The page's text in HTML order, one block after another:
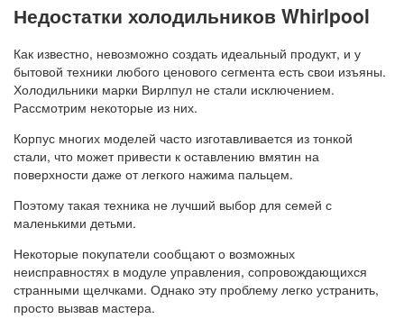
Недостатки холодильников Whirlpool
Как известно, невозможно создать идеальный продукт, и у
бытовой техники любого ценового сегмента есть свои изъяны.
Холодильники марки Вирлпул не стали исключением.
Рассмотрим некоторые из них.
Корпус многих моделей часто изготавливается из тонкой
стали, что может привести к оставлению вмятин на
поверхности даже от легкого нажима пальцем.
Поэтому такая техника не лучший выбор для семей с
маленькими детьми.
Некоторые покупатели сообщают о возможных
неисправностях в модуле управления, сопровождающихся
странными щелчками. Однако эту проблему легко устранить,
просто вызвав мастера.